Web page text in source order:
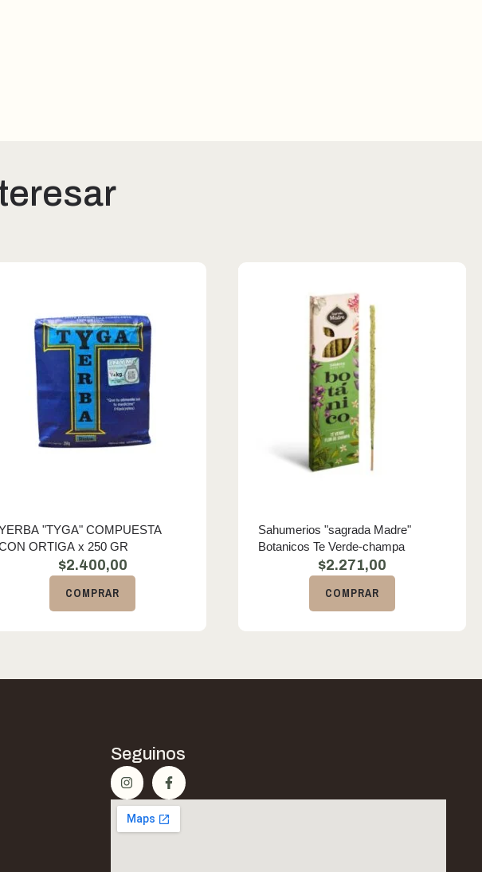
"TYGA" COMPUESTA
ORTIGA x 250 GR
$2.400,00
COMPRAR
Sahumerios "sagrada Madre"
Botanicos Te Verde-champa
$2.271,00
COMPRAR
Seguinos